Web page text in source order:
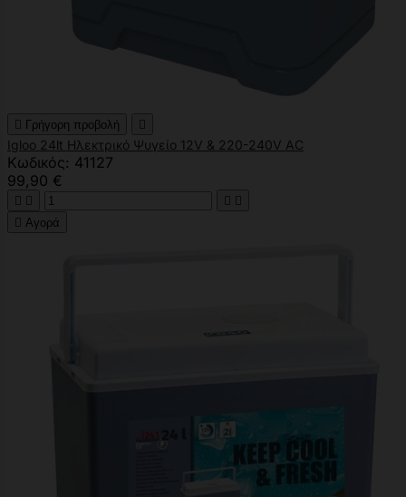
 Γρήγορη προβολή 
Igloo 24lt Ηλεκτρικό Ψυγείο 12V & 220-240V AC
Κωδικός: 41127
99,90 €
   
 Αγορά